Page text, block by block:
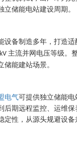
储能电站建设周期。
设备制造多年，打造
主流并网电压等级。
储能建站场景。
电气可提供独立储能电
后期远程监控、运维
定性，从源头规避设备